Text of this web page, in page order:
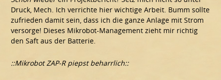
Druck, Mech. Ich verrichte hier wichtige Arbeit. Bumm sollte
zufrieden damit sein, dass ich die ganze Anlage mit Strom
versorge! Dieses Mikrobot-Management zieht mir richtig
den Saft aus der Batterie.
::Mikrobot ZAP-R piepst beharrlich::